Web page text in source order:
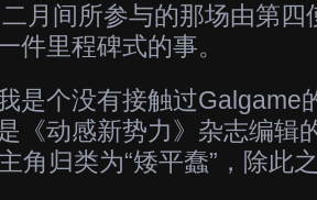
月间所参与的那场由第
件里程碑式的事。
是个没有接触过Galgame
《动感新势力》杂志编辑
角归类为“矮平蠢”，除此